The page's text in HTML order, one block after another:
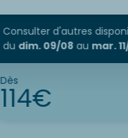
Consulter d'autres
du dim. 09/08 au mar.
Dès
114€